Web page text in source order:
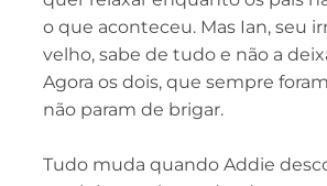
o que aconteceu. Mas Ian, seu
velho, sabe de tudo e não a
Agora os dois, que sempre
não param de brigar.
Tudo muda quando Addie